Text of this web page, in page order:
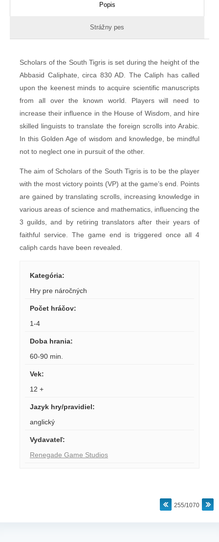
Popis
Strážny pes
Scholars of the South Tigris is set during the height of the
Abbasid Caliphate, circa 830 AD. The Caliph has called
upon the keenest minds to acquire scientific manuscripts
from all over the known world. Players will need to
increase their influence in the House of Wisdom, and hire
skilled linguists to translate the foreign scrolls into Arabic.
In this Golden Age of wisdom and knowledge, be mindful
not to neglect one in pursuit of the other.
The aim of Scholars of the South Tigris is to be the player
with the most victory points (VP) at the game’s end. Points
are gained by translating scrolls, increasing knowledge in
various areas of science and mathematics, influencing the
3 guilds, and by retiring translators after their years of
faithful service. The game end is triggered once all 4
caliph cards have been revealed.
Kategória:
Hry pre náročných
Počet hráčov:
1-4
Doba hrania:
60-90 min.
Vek:
12 +
Jazyk hry/pravidiel:
anglický
Vydavateľ:
Renegade Game Studios
255/1070